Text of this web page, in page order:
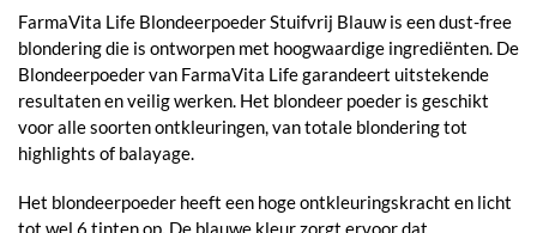
FarmaVita Life Blondeerpoeder Stuifvrij Blauw is een dust-free
blondering die is ontworpen met hoogwaardige ingrediënten. De
Blondeerpoeder van FarmaVita Life garandeert uitstekende
resultaten en veilig werken. Het blondeer poeder is geschikt
voor alle soorten ontkleuringen, van totale blondering tot
highlights of balayage.
Het blondeerpoeder heeft een hoge ontkleuringskracht en licht
tot wel 6 tinten op. De blauwe kleur zorgt ervoor dat